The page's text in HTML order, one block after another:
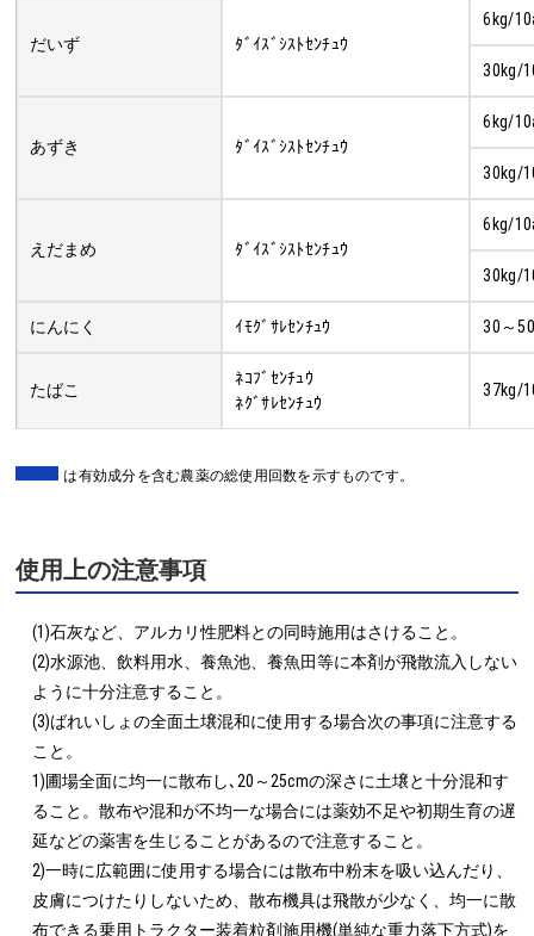
だいず ﾀﾞｲｽﾞｼｽﾄｾﾝﾁｭｳ
6kg/
30kg/
あずき ﾀﾞｲｽﾞｼｽﾄｾﾝﾁｭｳ
6kg/
30kg/
えだまめ ﾀﾞｲｽﾞｼｽﾄｾﾝﾁｭｳ
6kg/
30kg/
にんにく ｲﾓｸﾞｻﾚｾﾝﾁｭｳ 30～
たばこ
ﾈｺﾌﾞｾﾝﾁｭｳ
ﾈｸﾞｻﾚｾﾝﾁｭｳ
37kg/
は有効成分を含む農薬の総使用回数を示すものです。
使用上の注意事項
(1)石灰など、アルカリ性肥料との同時施用はさけること。
(2)水源池、飲料用水、養魚池、養魚田等に本剤が飛散流入しない
ように十分注意すること。
(3)ばれいしょの全面土壌混和に使用する場合次の事項に注意する
こと。
1)圃場全面に均一に散布し､20～25cmの深さに土壌と十分混和す
ること。散布や混和が不均一な場合には薬効不足や初期生育の遅
延などの薬害を生じることがあるので注意すること。
2)一時に広範囲に使用する場合には散布中粉末を吸い込んだり、
皮膚につけたりしないため、散布機具は飛散が少なく、均一に散
布できる乗用トラクター装着粒剤施用機(単純な重力落下方式)を